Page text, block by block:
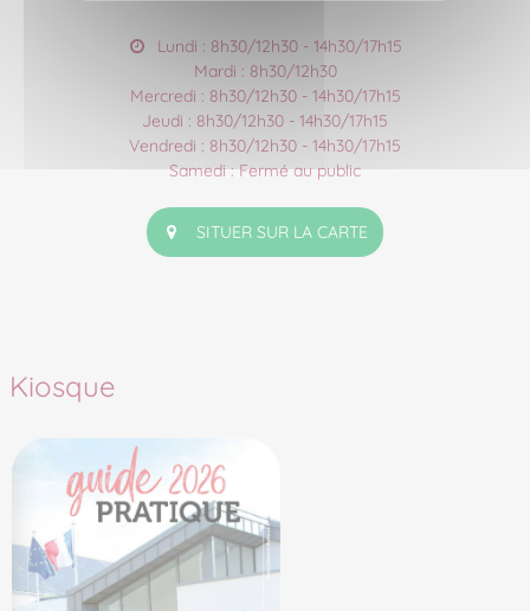
Lundi : 8h30/12h30 - 14h30/17h15
Mardi : 8h30/12h30
Mercredi : 8h30/12h30 - 14h30/17h15
Jeudi : 8h30/12h30 - 14h30/17h15
Vendredi : 8h30/12h30 - 14h30/17h15
Samedi : Fermé au public
SITUER SUR LA CARTE
Kiosque